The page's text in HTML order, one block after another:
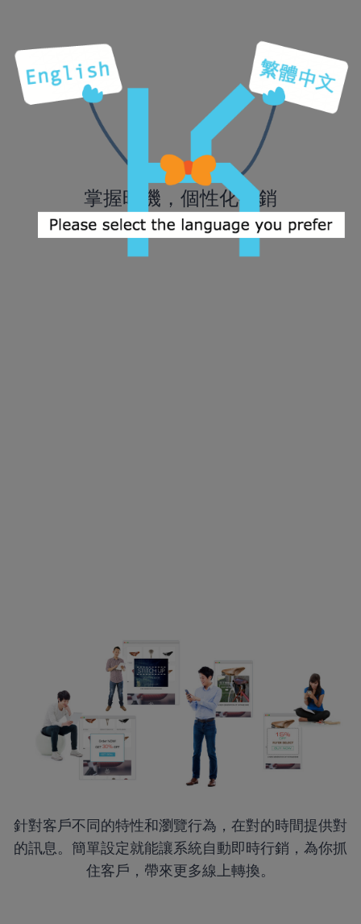
掌握時機，個性化行銷
針對客戶不同的特性和瀏覽行為，在對的時間提供對
的訊息。簡單設定就能讓系統自動即時行銷，為你抓
住客戶，帶來更多線上轉換。